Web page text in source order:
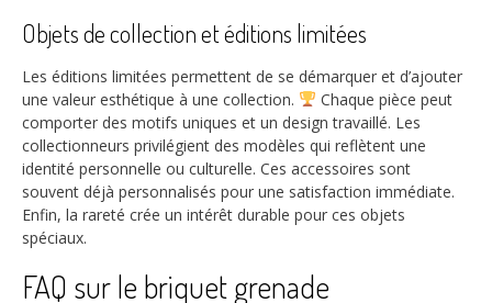
Objets de collection et éditions limitées
Les éditions limitées permettent de se démarquer et d’ajouter
une valeur esthétique à une collection.
Chaque pièce peut
comporter des motifs uniques et un design travaillé. Les
collectionneurs privilégient des modèles qui reflètent une
identité personnelle ou culturelle. Ces accessoires sont
souvent déjà personnalisés pour une satisfaction immédiate.
Enfin, la rareté crée un intérêt durable pour ces objets
spéciaux.
FAQ sur le briquet grenade